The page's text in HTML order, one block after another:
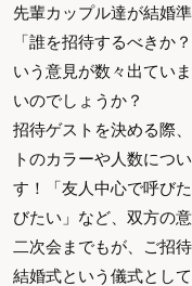
先輩カップル達が結婚
「誰を招待するべきか
いう意見が数々出てい
いのでしょうか？
招待ゲストを決める際
トのカラーや人数につ
す！「友人中心で呼び
びたい」など、双方の
二次会までもが、ご招
結婚式という儀式とし